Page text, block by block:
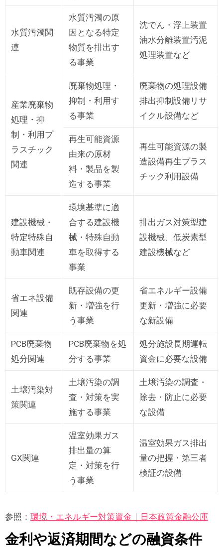
水質汚濁関
連
水質汚濁の原
因となる特定
物質を排出す
る事業
沈でん・浮上装置
油水分離装置汚泥
処理装置など
産業廃棄物
処理・抑
制・利用プ
ラスチック
関連
廃棄物処理・
抑制・利用す
る事業
廃棄物の処理設備
排出抑制設備リサ
イクル設備など
再生可能資源
由来の原材
料・製品を製
造する事業
再生可能資源の製
造設備再生プラス
チック利用設備
建設機械・
特定特殊自
動車関連
環境基準に適
合する建設機
械・特殊自動
車を取得する
事業
排出ガス対策型建
設機械、低炭素型
建設機械など
省エネ設備
関連
既存設備の更
新・増強を行
う事業
省エネルギー設備
更新・増強に必要
な新設備
PCB廃棄物
処分関連
PCB廃棄物を処
分する事業
処分施設長期運転
資金に必要な設備
土壌汚染対
策関連
土壌汚染の調
査・対策を実
施する事業
土壌汚染の調査・
除去・防止に必要
な設備
GX関連
温室効果ガス
排出量の算
定・対策を行
う事業
温室効果ガス排出
量の把握・第三者
検証の設備
参照： 環境・エネルギー対策資金｜日本政策金融公庫
金利や返済期間などの融資条件